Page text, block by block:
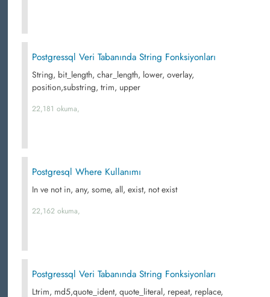
Postgressql Veri Tabanında String Fonksiyonları
String, bit_length, char_length, lower, overlay,
position,substring, trim, upper
22,181 okuma,
Postgresql Where Kullanımı
In ve not in, any, some, all, exist, not exist
22,162 okuma,
Postgressql Veri Tabanında String Fonksiyonları
Ltrim, md5,quote_ident, quote_literal, repeat, replace,